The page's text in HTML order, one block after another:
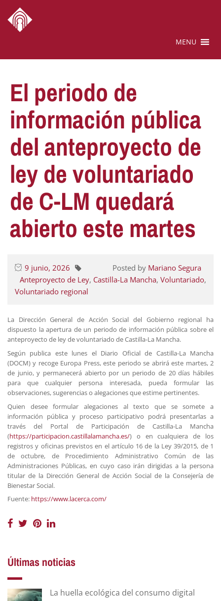
MENU
El periodo de
información pública
del anteproyecto de
ley de voluntariado
de C-LM quedará
abierto este martes
9 junio, 2026 Posted by Mariano Segura
Anteproyecto de Ley, Castilla-La Mancha, Voluntariado,
Voluntariado regional
La Dirección General de Acción Social del Gobierno regional ha
dispuesto la apertura de un periodo de información pública sobre el
anteproyecto de ley de voluntariado de Castilla-La Mancha.
Según publica este lunes el Diario Oficial de Castilla-La Mancha
(DOCM) y recoge Europa Press, este periodo se abrirá este martes, 2
de junio, y permanecerá abierto por un periodo de 20 días hábiles
para que cualquier persona interesada, pueda formular las
observaciones, sugerencias o alegaciones que estime pertinentes.
Quien desee formular alegaciones al texto que se somete a
información pública y proceso participativo podrá presentarlas a
través del Portal de Participación de Castilla-La Mancha
(https://participacion.castillalamancha.es/) o en cualquiera de los
registros y oficinas previstos en el artículo 16 de la Ley 39/2015, de 1
de octubre, de Procedimiento Administrativo Común de las
Administraciones Públicas, en cuyo caso irán dirigidas a la persona
titular de la Dirección General de Acción Social de la Consejería de
Bienestar Social.
Fuente: https://www.lacerca.com/
Últimas noticias
La huella ecológica del consumo digital